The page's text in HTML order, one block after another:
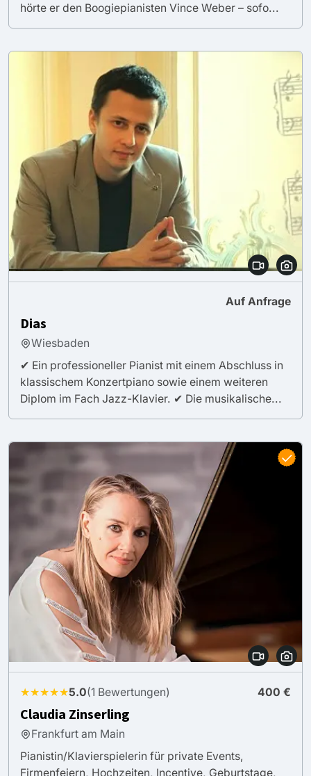
hörte er den Boogiepianisten Vince Weber – sofo...
Auf Anfrage
Dias
Wiesbaden
✔ Ein professioneller Pianist mit einem Abschluss in
klassischem Konzertpiano sowie einem weiteren
Diplom im Fach Jazz-Klavier. ✔ Die musikalische...
★★★★★5.0(1 Bewertungen) 400 €
Claudia Zinserling
Frankfurt am Main
Pianistin/Klavierspielerin für private Events,
Firmenfeiern, Hochzeiten, Incentive, Geburtstage,